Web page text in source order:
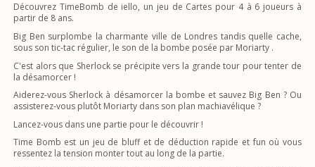
Découvrez TimeBomb de iello, un jeu de Cartes pour 4 à 6 joueurs à
partir de 8 ans.
Big Ben surplombe la charmante ville de Londres tandis quelle cache,
sous son tic-tac régulier, le son de la bombe posée par Moriarty .
C'est alors que Sherlock se précipite vers la grande tour pour tenter de
la désamorcer !
Aiderez-vous Sherlock à désamorcer la bombe et sauvez Big Ben ? Ou
assisterez-vous plutôt Moriarty dans son plan machiavélique ?
Lancez-vous dans une partie pour le découvrir !
Time Bomb est un jeu de bluff et de déduction rapide et fun où vous
ressentez la tension monter tout au long de la partie.